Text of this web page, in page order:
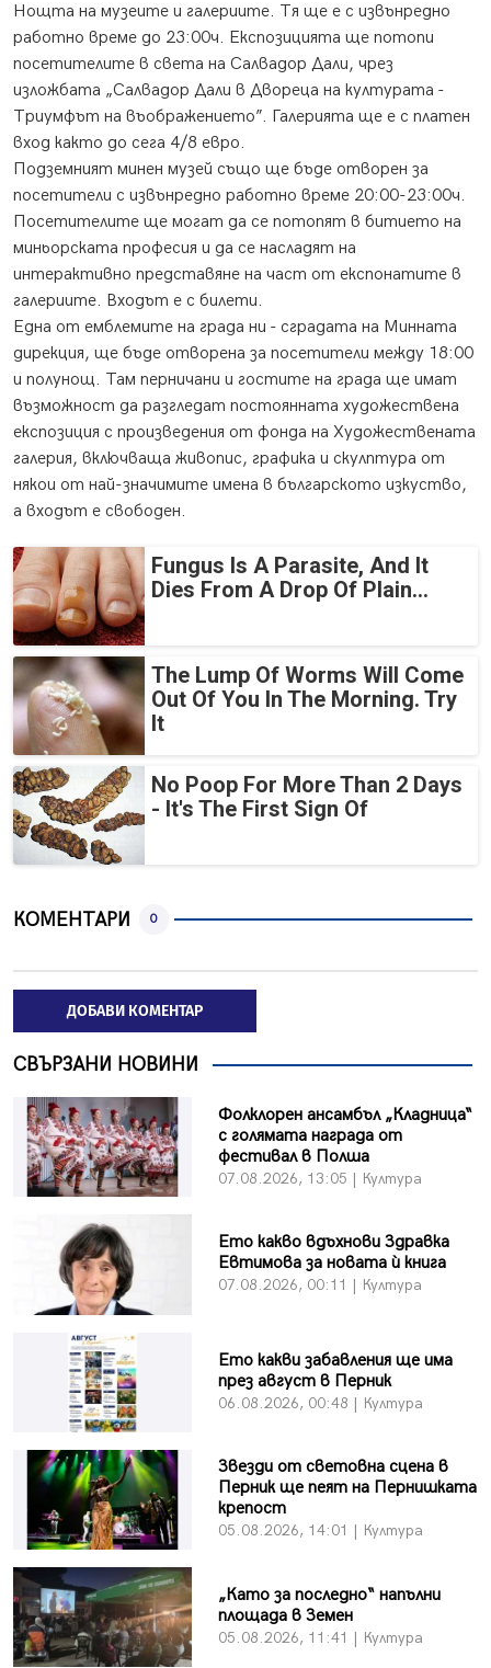
Нощта на музеите и галериите. Тя ще е с извънредно
работно време до 23:00ч. Експозицията ще потопи
посетителите в света на Салвадор Дали, чрез
изложбата „Салвадор Дали в Двореца на културата -
Триумфът на въображението”. Галерията ще е с платен
вход както до сега 4/8 евро.
Подземният минен музей също ще бъде отворен за
посетители с извънредно работно време 20:00-23:00ч.
Посетителите ще могат да се потопят в битието на
миньорската професия и да се насладят на
интерактивно представяне на част от експонатите в
галериите. Входът е с билети.
Една от емблемите на града ни - сградата на Минната
дирекция, ще бъде отворена за посетители между 18:00
и полунощ. Там перничани и гостите на града ще имат
възможност да разгледат постоянната художествена
експозиция с произведения от фонда на Художествената
галерия, включваща живопис, графика и скулптура от
някои от най-значимите имена в българското изкуство,
а входът е свободен.
Fungus Is A Parasite, And It
Dies From A Drop Of Plain...
The Lump Of Worms Will Come
Out Of You In The Morning. Try
It
No Poop For More Than 2 Days
- It's The First Sign Of
КОМЕНТАРИ 0
ДОБАВИ КОМЕНТАР
СВЪРЗАНИ НОВИНИ
Фолклорен ансамбъл „Кладница“
с голямата награда от
фестивал в Полша
07.08.2026, 13:05 | Култура
Ето какво вдъхнови Здравка
Евтимова за новата ѝ книга
07.08.2026, 00:11 | Култура
Ето какви забавления ще има
през август в Перник
06.08.2026, 00:48 | Култура
Звезди от световна сцена в
Перник ще пеят на Пернишката
крепост
05.08.2026, 14:01 | Култура
„Като за последно“ напълни
площада в Земен
05.08.2026, 11:41 | Култура